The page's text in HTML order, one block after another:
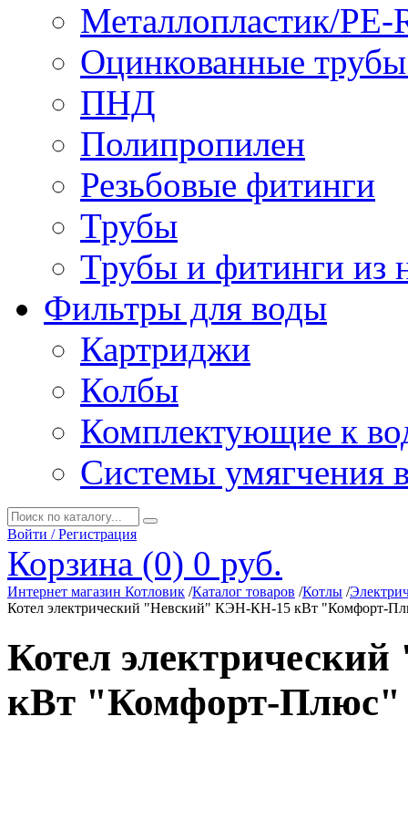
Металлопластик/
Оцинкованные
ПНД
Полипропилен
Резьбовые фитинги
Трубы
Трубы и фитинги из
Фильтры для воды
Картриджи
Колбы
Комплектующие к
Системы умягчения
Войти / Регистрация
Корзина (0) 0 руб.
Интернет магазин Котловик /Каталог товаров /Котлы /
Котел электрический "Невский" КЭН-КН-15 кВт "Комфорт-
Котел
кВт "Комфорт-Плюс"